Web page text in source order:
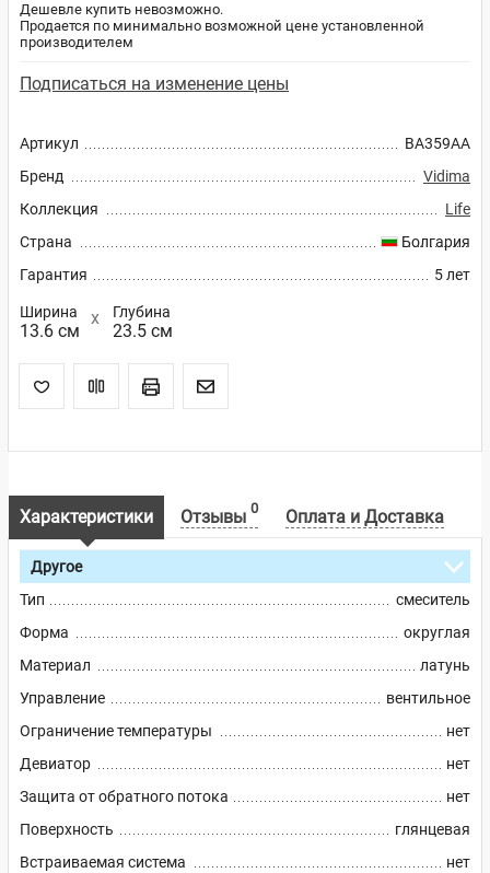
Артикул
BA359AA
Бренд
Vidima
Коллекция
Life
Страна
Болгария
Гарантия
5 лет
Ширина
13.6 см
Глубина
23.5 см
Дешевле купить невозможно.
Продается по минимально возможной цене установленной
производителем
Подписаться на изменение цены
Характеристики Отзывы 0 Оплата и Доставка
Другое
Тип
смеситель
Форма
округлая
Материал
латунь
Управление
вентильное
Ограничение температуры
нет
Девиатор
нет
Защита от обратного потока
нет
Поверхность
глянцевая
Встраиваемая система
нет